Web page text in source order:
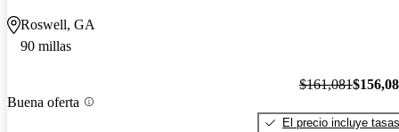
Roswell, GA
90 millas
Buena oferta
$161,081
El precio incluye tasas